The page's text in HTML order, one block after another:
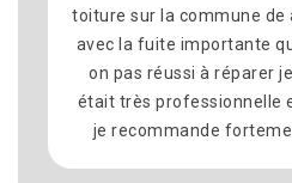
de aubenas ( ARDECHE )
que plusieurs couvreur
à réparer je remercie laurent à
et à l'écoute du client
fortement cette entreprise